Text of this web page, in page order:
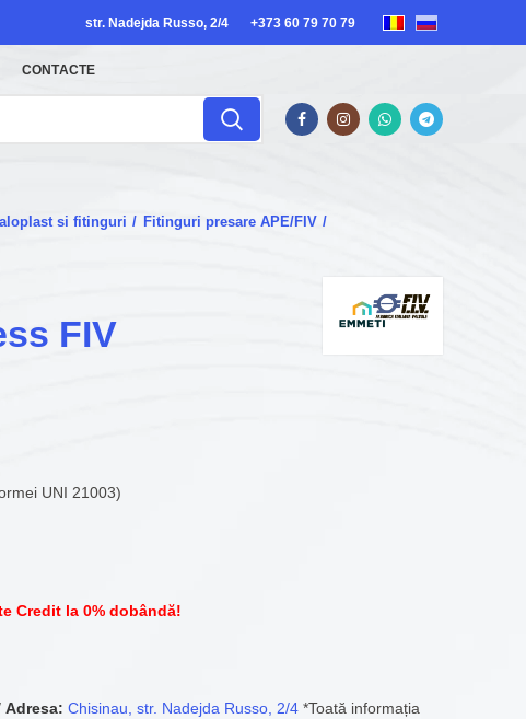
str. Nadejda Russo, 2/4 +373 60 79 70 79
CONTACTE
si fitinguri
Fitinguri presare APE/FIV
FIV
UNI 21003)
Credit la 0% dobândă!
Adresa: Chisinau, str. Nadejda Russo, 2/4 *Toată informația